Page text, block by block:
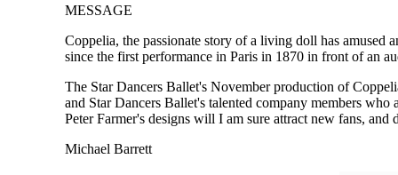
MESSAGE
Coppelia, the passionate story of a living doll has amused
since the first performance in Paris in 1870 in front of an
The Star Dancers Ballet's November production of
and Star Dancers Ballet's talented company members
Peter Farmer's designs will I am sure attract new fans,
Michael Barrett